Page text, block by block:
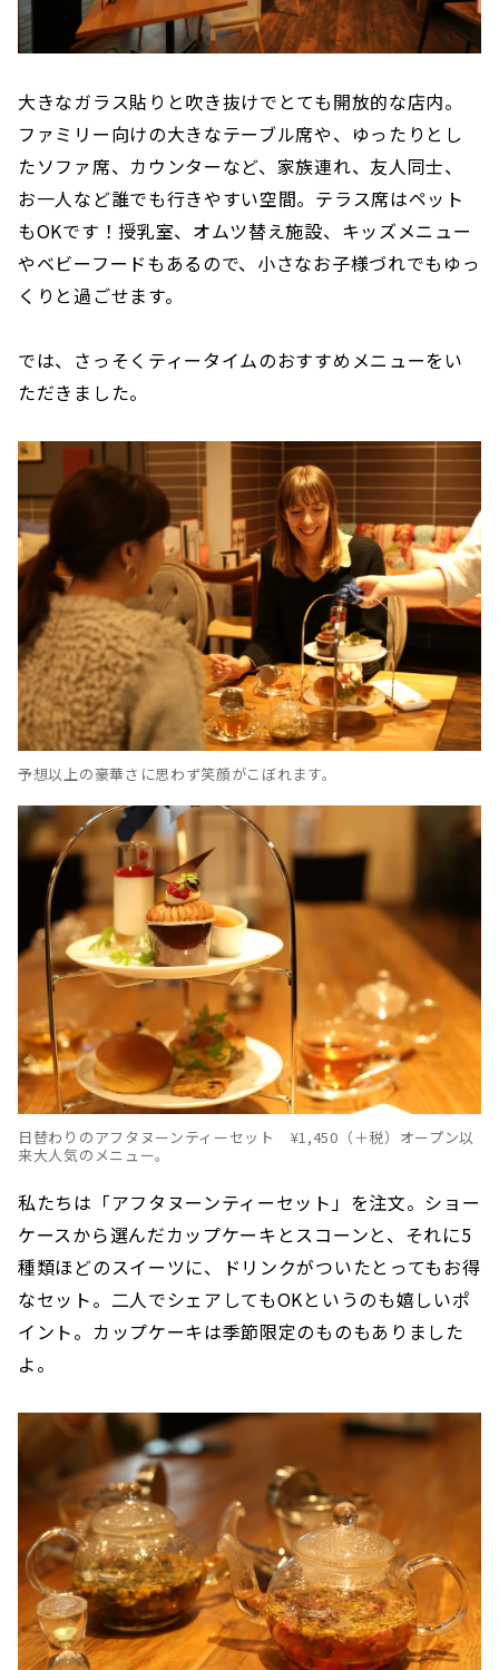
大きなガラス貼りと吹き抜けでとても開放的な店内。
ファミリー向けの大きなテーブル席や、ゆったりとし
たソファ席、カウンターなど、家族連れ、友人同士、
お一人など誰でも行きやすい空間。テラス席はペット
もOKです！授乳室、オムツ替え施設、キッズメニュー
やベビーフードもあるので、小さなお子様づれでもゆっ
くりと過ごせます。
では、さっそくティータイムのおすすめメニューをい
ただきました。
予想以上の豪華さに思わず笑顔がこぼれます。
日替わりのアフタヌーンティーセット ¥1,450（＋税）オープン以
来大人気のメニュー。
私たちは「アフタヌーンティーセット」を注文。ショー
ケースから選んだカップケーキとスコーンと、それに5
種類ほどのスイーツに、ドリンクがついたとってもお得
なセット。二人でシェアしてもOKというのも嬉しいポ
イント。カップケーキは季節限定のものもありました
よ。